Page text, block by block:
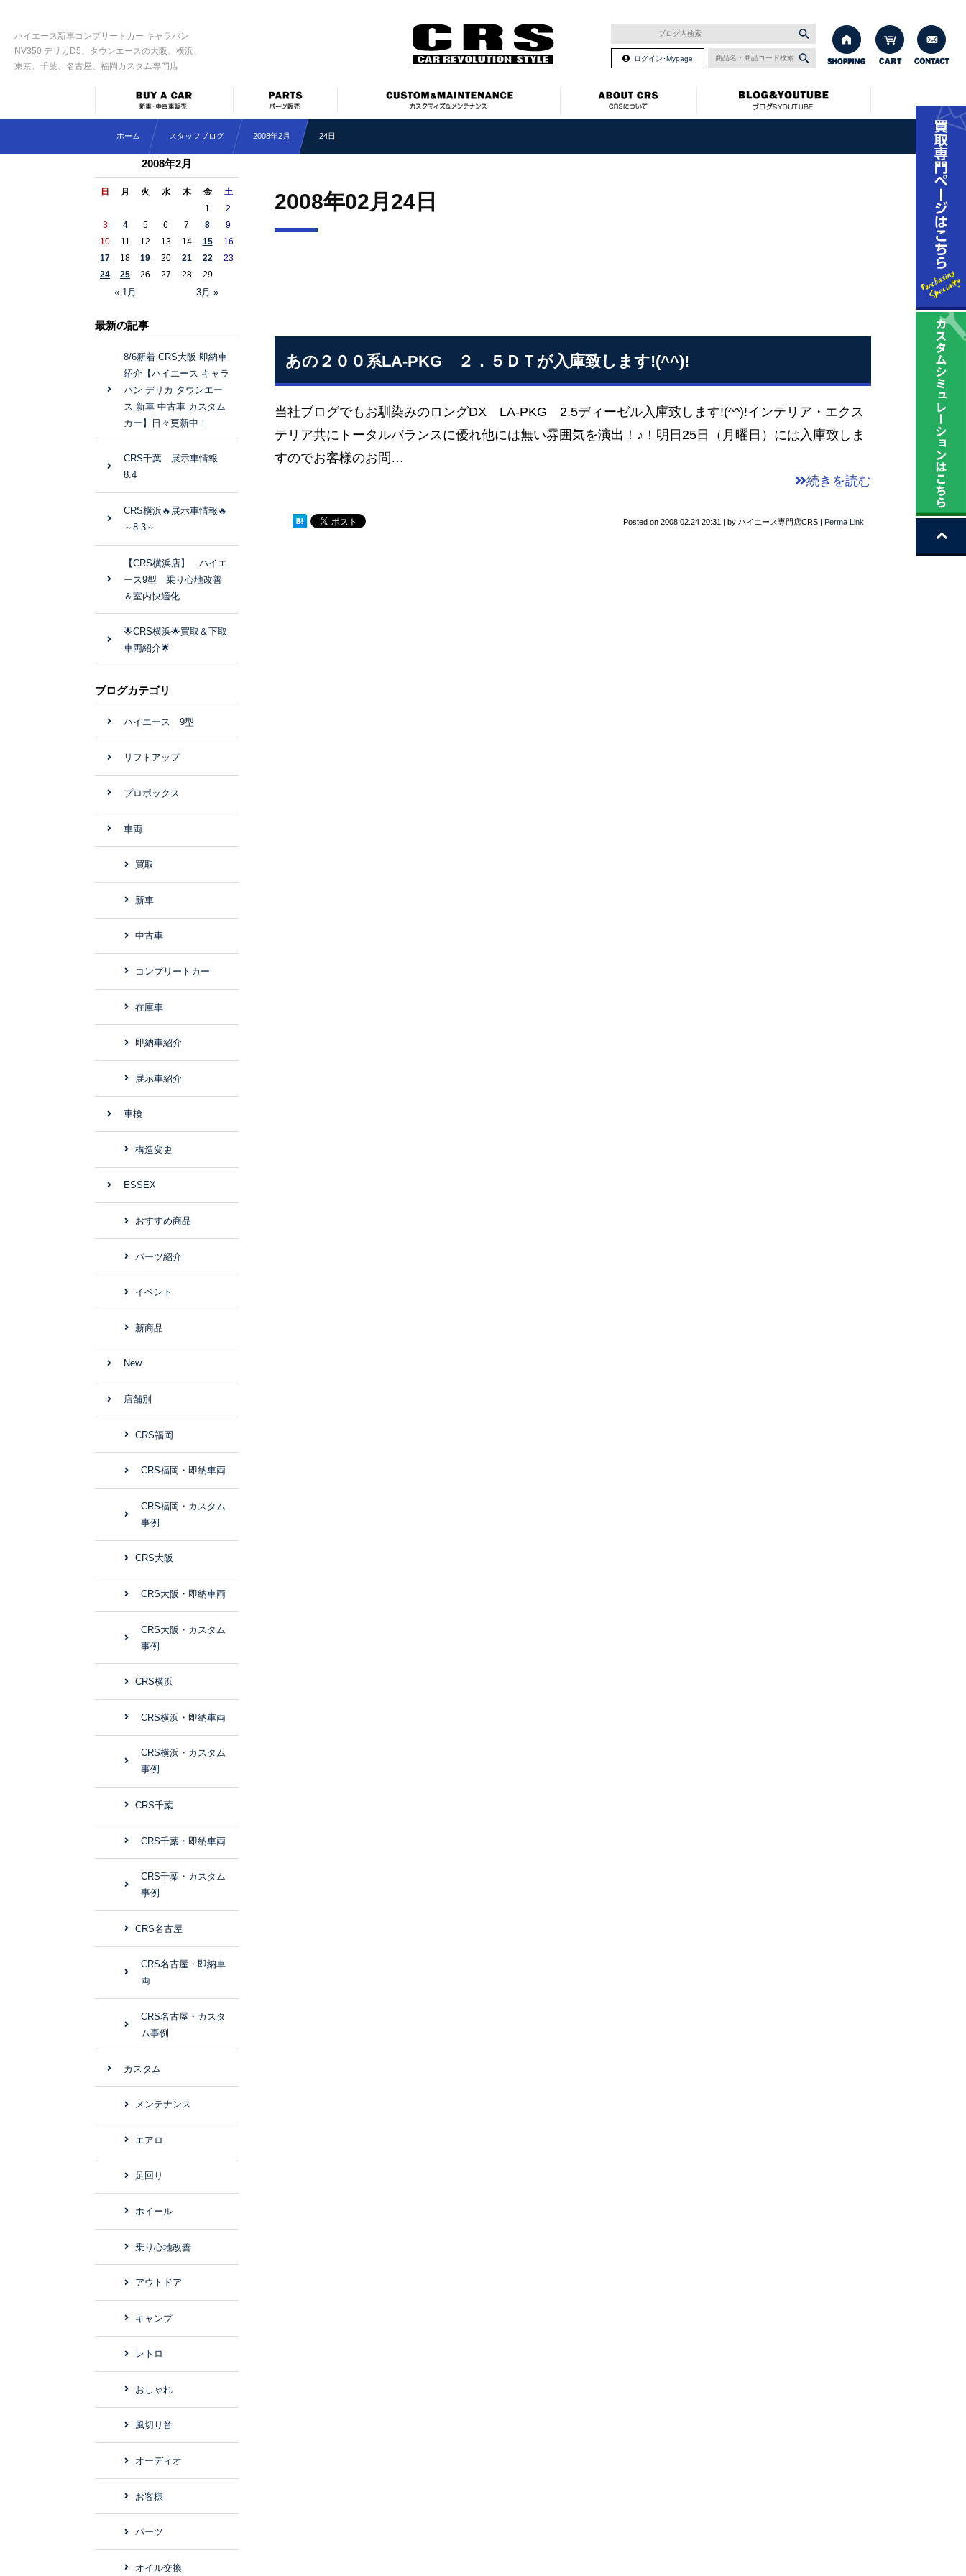
ハイエース新車コンプリートカー キャラバン
NV350 デリカD5、タウンエースの大阪、横浜、
東京、千葉、名古屋、福岡カスタム専門店
ログイン･Mypage
ホーム スタッフブログ 2008年2月 24日
2008年02月24日
あの２００系LA-PKG ２．５ＤＴが入庫致します!(^^)!
当社ブログでもお馴染みのロングDX LA-PKG 2.5ディーゼル入庫致します!(^^)!インテリア・エクス
テリア共にトータルバランスに優れ他には無い雰囲気を演出！♪！明日25日（月曜日）には入庫致しま
すのでお客様のお問…
続きを読む
Posted on 2008.02.24 20:31 | by ハイエース専門店CRS | Perma Link
2008年2月
日 月 火 水 木 金 土
« 1月 3月 »
1
2
3
4 5 6 7 8
9
10
11 12 13 14 15
16
17
18 19 20 21 22
23
24
25 26 27 28 29
最新の記事
8/6新着 CRS大阪 即納車
紹介【ハイエース キャラ
バン デリカ タウンエー
ス 新車 中古車 カスタム
カー】日々更新中！
CRS千葉 展示車情報
8.4
CRS横浜🔥展示車情報🔥
～8.3～
【CRS横浜店】 ハイエ
ース9型 乗り心地改善
＆室内快適化
🌟CRS横浜🌟買取＆下取
車両紹介🌟
ブログカテゴリ
ハイエース 9型
リフトアップ
プロボックス
車両
買取
新車
中古車
コンプリートカー
在庫車
即納車紹介
展示車紹介
車検
構造変更
ESSEX
おすすめ商品
パーツ紹介
イベント
新商品
New
店舗別
CRS福岡
CRS福岡・即納車両
CRS福岡・カスタム
事例
CRS大阪
CRS大阪・即納車両
CRS大阪・カスタム
事例
CRS横浜
CRS横浜・即納車両
CRS横浜・カスタム
事例
CRS千葉
CRS千葉・即納車両
CRS千葉・カスタム
事例
CRS名古屋
CRS名古屋・即納車
両
CRS名古屋・カスタ
ム事例
カスタム
メンテナンス
エアロ
足回り
ホイール
乗り心地改善
アウトドア
キャンプ
レトロ
おしゃれ
風切り音
オーディオ
お客様
パーツ
オイル交換